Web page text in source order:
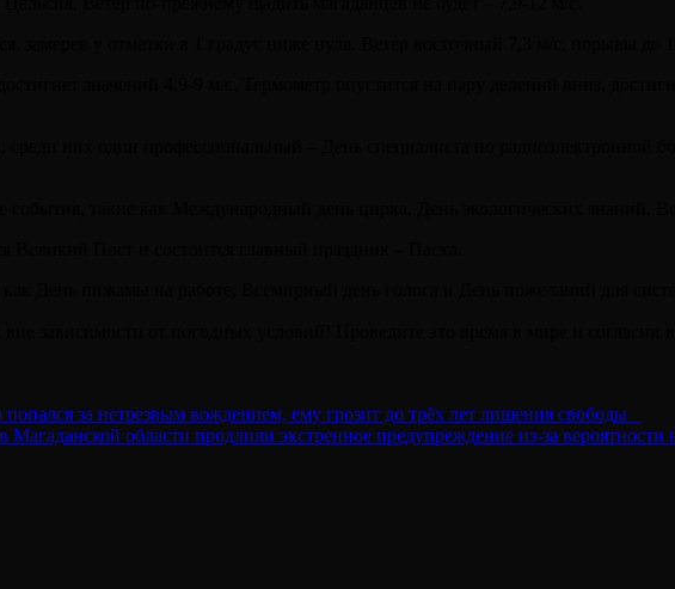
за нетрезвым вождением, ему грозит до трёх лет лишения свободы⠀
области продлили экстренное предупреждение из-за